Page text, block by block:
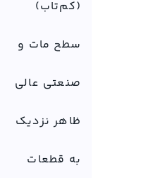
(کم‌تاب)
سطح مات و
صنعتی عالی
ظاهر نزدیک
به قطعات